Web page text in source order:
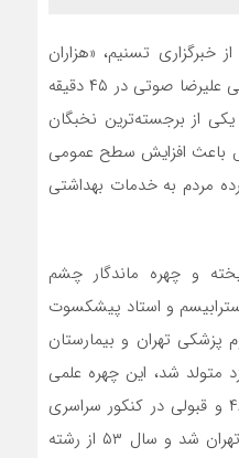
خبرگزاری تسنیم، «هزاران
بیش» به تهیه‌کنندگی و کارگردانی علیرضا صوتی در ۴۵ دقیقه
از برجسته‌ترین نخبگان
باعث افزایش سطح عمومی
مردم به خدمات بهداشتی
و چهره ماندگار چشم
و استاد پیشکسوت
تهران و بیمارستان
۱۳۲۸ در شهر یزد متولد شد، این چهره علمی
پس از دریافت دیپلم در سال ۴۶ و قبولی در کنکور سراسری
وارد دانشکده پزشکی دانشگاه تهران شد و سال ۵۳ از رشته